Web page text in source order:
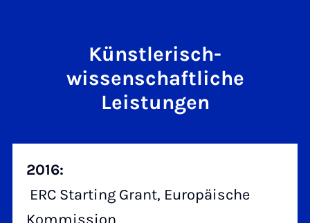
Künstlerisch-
wissenschaftliche
Leistungen
2016:
ERC Starting Grant, Europäische